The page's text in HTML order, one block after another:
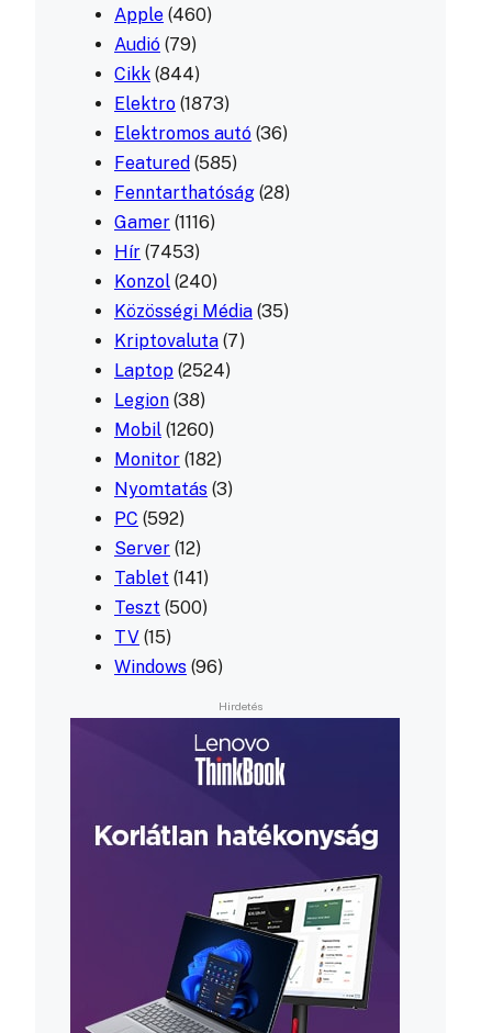
Apple (460)
Audió (79)
Cikk (844)
Elektro (1873)
Elektromos autó (36)
Featured (585)
Fenntarthatóság (28)
Gamer (1116)
Hír (7453)
Konzol (240)
Közösségi Média (35)
Kriptovaluta (7)
Laptop (2524)
Legion (38)
Mobil (1260)
Monitor (182)
Nyomtatás (3)
PC (592)
Server (12)
Tablet (141)
Teszt (500)
TV (15)
Windows (96)